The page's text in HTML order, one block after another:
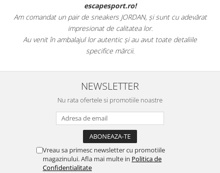
escapesport.ro!
Am comandat un pair de sneakers JORDAN, și sunt cu adevărat
impresionat de calitatea lor.
Au venit în ambalajul lor autentic și au avut toate detaliile
specifice mărcii.
NEWSLETTER
Nu rata ofertele si promotiile noastre
Vreau sa primesc newsletter cu promotiile
magazinului. Afla mai multe in Politica de
Confidentialitate